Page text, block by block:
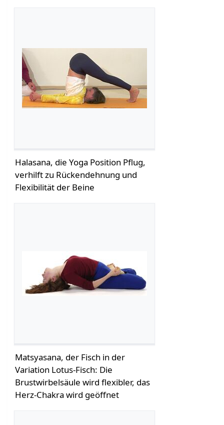
Halasana, die Yoga Position Pflug,
verhilft zu Rückendehnung und
Flexibilität der Beine
Matsyasana, der Fisch in der
Variation Lotus-Fisch: Die
Brustwirbelsäule wird flexibler, das
Herz-Chakra wird geöffnet